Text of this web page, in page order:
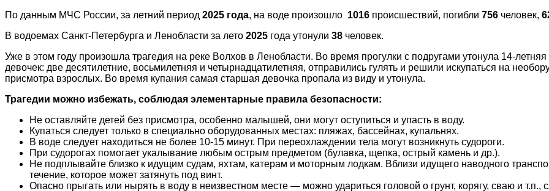
По данным МЧС России, за летний период 2025 года, на воде произошло 1016 происшествий, погибли 756 человек,
В водоемах Санкт-Петербурга и Ленобласти за лето 2025 года утонули 38 человек.
Уже в этом году произошла трагедия на реке Волхов в Ленобласти. Во время прогулки с подругами утонула 14-
девочек: две десятилетние, восьмилетняя и четырнадцатилетняя, отправились гулять и решили искупаться на
присмотра взрослых. Во время купания самая старшая девочка пропала из виду и утонула.
Трагедии можно избежать, соблюдая элементарные правила безопасности:
Не оставляйте детей без присмотра, особенно малышей, они могут оступиться и упасть в воду.
Купаться следует только в специально оборудованных местах: пляжах, бассейнах, купальнях.
В воде следует находиться не более 10-15 минут. При переохлаждении тела могут возникнуть судороги.
При судорогах помогает укалывание любым острым предметом (булавка, щепка, острый камень и др.).
Не подплывайте близко к идущим судам, яхтам, катерам и моторным лодкам. Вблизи идущего наводного
течение, которое может затянуть под винт.
Опасно прыгать или нырять в воду в неизвестном месте — можно удариться головой о грунт, корягу, сваю и